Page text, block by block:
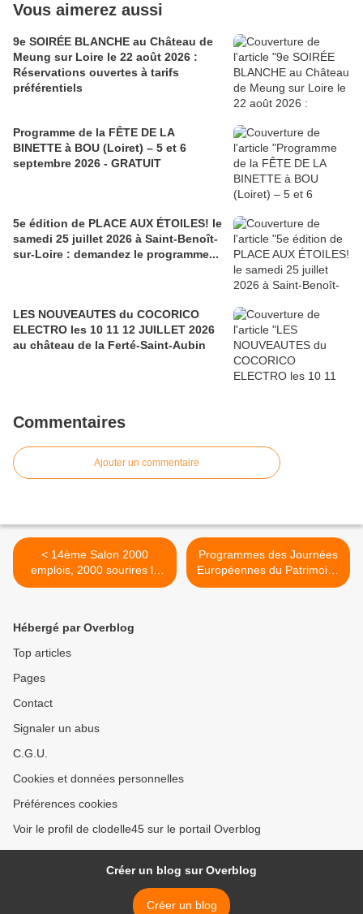
Vous aimerez aussi
9e SOIRÉE BLANCHE au Château de
Meung sur Loire le 22 août 2026 :
Réservations ouvertes à tarifs
préférentiels
Programme de la FÊTE DE LA
BINETTE à BOU (Loiret) – 5 et 6
septembre 2026 - GRATUIT
5e édition de PLACE AUX ÉTOILES! le
samedi 25 juillet 2026 à Saint-Benoît-
sur-Loire : demandez le programme...
LES NOUVEAUTES du COCORICO
ELECTRO les 10 11 12 JUILLET 2026
au château de la Ferté-Saint-Aubin
Commentaires
Ajouter un commentaire
< 14ème Salon 2000
emplois, 2000 sourires le
18 septembre 2025 à
Programmes des Journées
Européennes du Patrimoine
2025 et de la Grande
Hébergé par Overblog
Top articles
Pages
Contact
Signaler un abus
C.G.U.
Cookies et données personnelles
Préférences cookies
Voir le profil de clodelle45 sur le portail Overblog
Créer un blog sur Overblog
Créer un blog